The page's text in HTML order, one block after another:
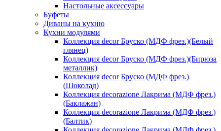
Настольные аксессуары
Буфеты
Диваны на кухню
Кухни модулями
Коллекция decor Бруско (МДФ фрез.)(Белый
глянец)
Коллекция decor Бруско (МДФ фрез.)(Бирюза
металлик)
Коллекция decor Бруско (МДФ фрез.)
(Шоколад)
Коллекция decorazione Лакрима (МДФ фрез.)
(Баклажан)
Коллекция decorazione Лакрима (МДФ фрез.)
(Балтик)